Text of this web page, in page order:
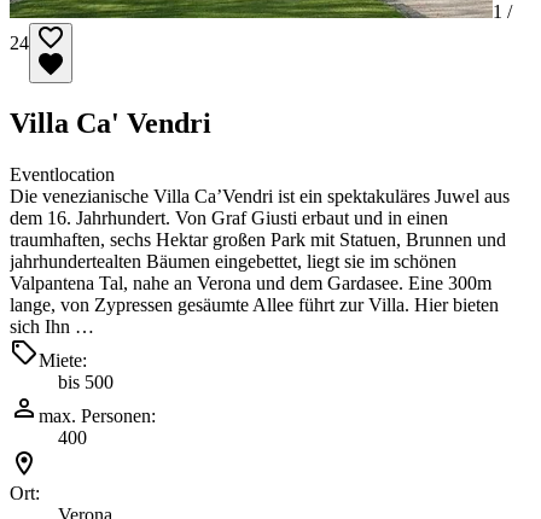
1 /
24
Villa Ca' Vendri
Eventlocation
Die venezianische Villa Ca’Vendri ist ein spektakuläres Juwel aus
dem 16. Jahrhundert. Von Graf Giusti erbaut und in einen
traumhaften, sechs Hektar großen Park mit Statuen, Brunnen und
jahrhundertealten Bäumen eingebettet, liegt sie im schönen
Valpantena Tal, nahe an Verona und dem Gardasee. Eine 300m
lange, von Zypressen gesäumte Allee führt zur Villa. Hier bieten
sich Ihn …
Miete:
bis 500
max. Personen:
400
Ort:
Verona